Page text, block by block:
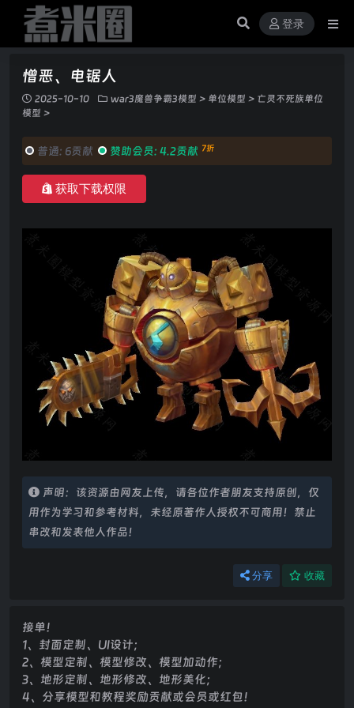
登录
憎恶、电锯人
2025-10-10 war3魔兽争霸3模型 > 单位模型 > 亡灵不死族单位
模型 >
普通: 6贡献 赞助会员: 4.2贡献 7折
获取下载权限
声明：该资源由网友上传，请各位作者朋友支持原创，仅
用作为学习和参考材料，未经原著作人授权不可商用！禁止
串改和发表他人作品！
分享 收藏
接单！
1、封面定制、UI设计；
2、模型定制、模型修改、模型加动作；
3、地形定制、地形修改、地形美化；
4、分享模型和教程奖励贡献或会员或红包！